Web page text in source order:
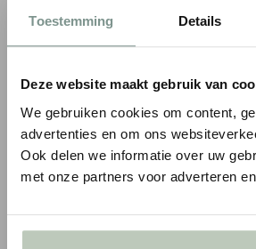
Toestemming Details
Deze website maakt gebruik van
We gebruiken cookies om content,
advertenties en om ons
Ook delen we informatie over uw
met onze partners voor adverteren
ORAC ROZET R77
€ 171,30 € 145,61p/st incl. BTW